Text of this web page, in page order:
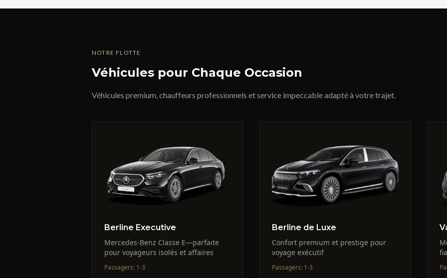
NOTRE FLOTTE
Véhicules pour Chaque Occasion
Véhicules premium, chauffeurs professionnels et service impeccable adapté à votre trajet.
Berline Executive
Mercedes-Benz Classe E—parfaite
pour voyageurs isolés et affaires
Passagers: 1-3
Berline de Luxe
Confort premium et prestige pour
voyage exécutif
Passagers: 1-3